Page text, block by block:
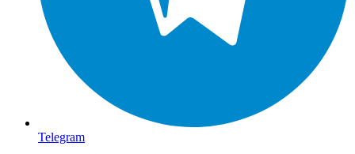
Telegram